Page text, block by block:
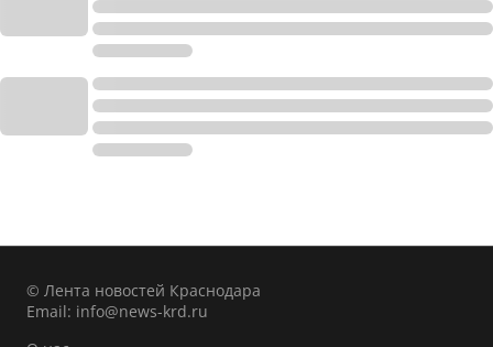
© Лента новостей Краснодара
Email: info@news-krd.ru